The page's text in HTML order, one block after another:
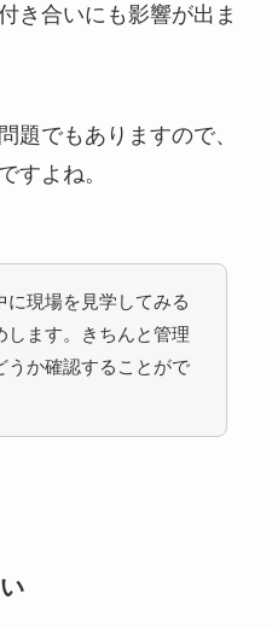
き合いにも影響が出ま
題でもありますので、
すよね。
に現場を見学してみる
します。きちんと管理
うか確認することがで